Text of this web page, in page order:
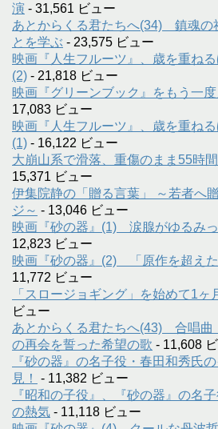
演 - 31,561 ビュー
あとからくる君たちへ(34) 鎮魂の
とを学ぶ - 23,575 ビュー
映画『人生フルーツ』、歳を重ね
(2) - 21,818 ビュー
映画『グリーンブック』をもう一
17,083 ビュー
映画『人生フルーツ』、歳を重ね
(1) - 16,122 ビュー
大崩山系で滑落、重傷のまま55時
15,371 ビュー
伊集院静の「贈る言葉」 ～若者へ
ジ～ - 13,046 ビュー
映画『砂の器』(1) 涙腺がゆるみ
12,823 ビュー
映画『砂の器』(2) 「原作を超え
11,772 ビュー
「スロージョギング」を始めて1ヶ
ビュー
あとからくる君たちへ(43) 合唱曲
の再会を誓った希望の歌 - 11,608
『砂の器』の名子役・春田和秀氏
見！
- 11,382 ビュー
『昭和の子役』、『砂の器』の名
の熱気 - 11,118 ビュー